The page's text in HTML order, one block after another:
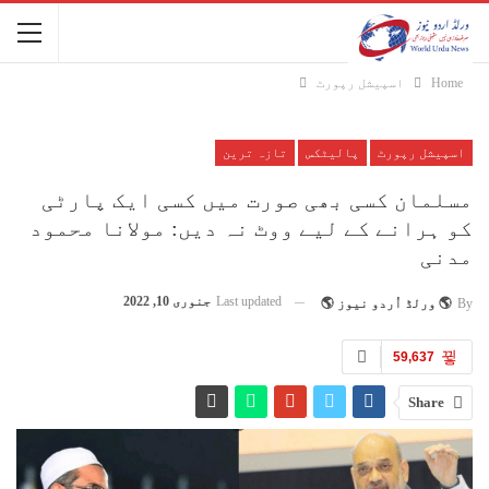
Home اسپیشل رپورٹ
اسپیشل رپورٹ پالیٹکس تازہ ترین
مسلمان کسی بھی صورت میں کسی ایک پارٹی
کو ہرانے کے لیے ووٹ نہ دیں: مولانا محمود
مدنی
By 🌎 ورلڈ اُردو نیوز 🌎 Last updated جنوری 10, 2022
59,637
Share